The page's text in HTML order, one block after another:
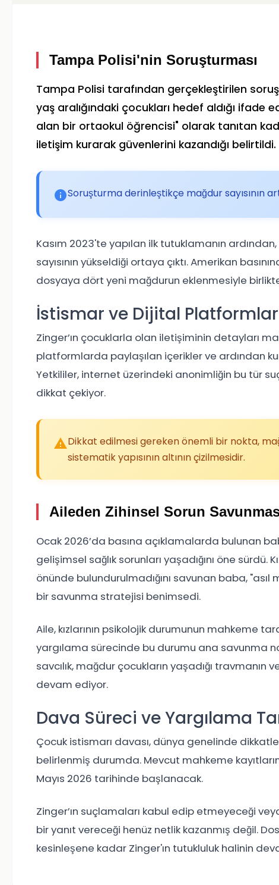
Tampa Polisi'nin Soruşturması
Tampa Polisi tarafından gerçekleştirilen
yaş aralığındaki çocukları hedef aldığı
alan bir ortaokul öğrencisi" olarak tanıtan
iletişim kurarak güvenlerini kazandığı belirtildi.
Soruşturma derinleştikçe mağdur sayısının
Kasım 2023'te yapılan ilk tutuklamanın
sayısının yükseldiği ortaya çıktı. Amerikan
dosyaya dört yeni mağdurun eklenmesiyle
İstismar ve Dijital Platformlar
Zinger’ın çocuklarla olan iletişiminin detayları
platformlarda paylaşılan içerikler ve ardından
Yetkililer, internet üzerindeki anonimliğin bu tür
dikkat çekiyor.
Dikkat edilmesi gereken önemli bir nokta,
sistematik yapısının altının çizilmesidir.
Aileden Zihinsel Sorun
Ocak 2026’da basına açıklamalarda bulunan
gelişimsel sağlık sorunları yaşadığını öne
önünde bulundurulmadığını savunan baba, "asıl
bir savunma stratejisi benimsedi.
Aile, kızlarının psikolojik durumunun mahkeme
yargılama sürecinde bu durumu ana savunma
savcılık, mağdur çocukların yaşadığı
devam ediyor.
Dava Süreci ve Yargılama
Çocuk istismarı davası, dünya genelinde
belirlenmiş durumda. Mevcut mahkeme
Mayıs 2026 tarihinde başlanacak.
Zinger’ın suçlamaları kabul edip etmeyeceği
bir yanıt vereceği henüz netlik kazanmış değil.
kesinleşene kadar Zinger'ın tutukluluk halinin